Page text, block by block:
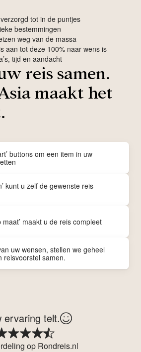
verzorgd tot in de puntjes
bestemmingen
weg van de massa
aan tot deze 100% naar wens is
tijd en aandacht
reis samen.
maakt het
buttons om een item in uw
kunt u zelf de gewenste reis
maat’ maakt u de reis compleet
uw wensen, stellen we geheel
reisvoorstel samen.
ervaring telt.
op Rondreis.nl